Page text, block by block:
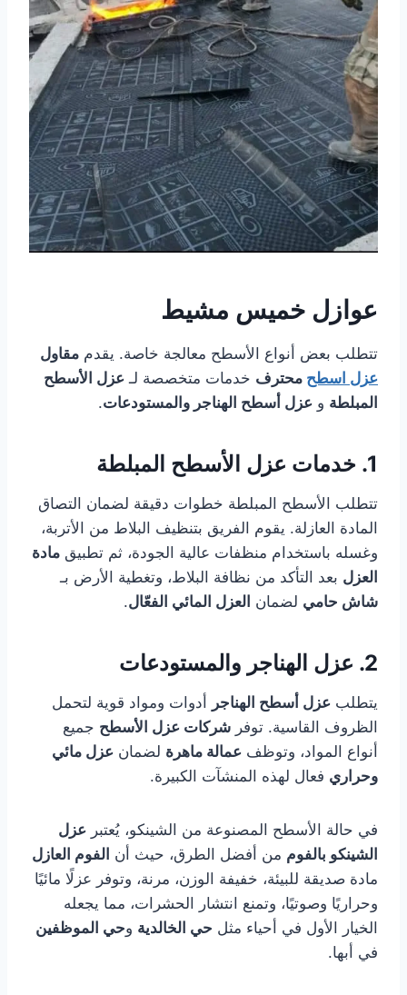
عوازل خميس مشيط
تتطلب بعض أنواع الأسطح معالجة خاصة. يقدم مقاول
عزل اسطح محترف خدمات متخصصة لـ عزل الأسطح
المبلطة و عزل أسطح الهناجر والمستودعات.
1. خدمات عزل الأسطح المبلطة
تتطلب الأسطح المبلطة خطوات دقيقة لضمان التصاق
المادة العازلة. يقوم الفريق بتنظيف البلاط من الأتربة،
وغسله باستخدام منظفات عالية الجودة، ثم تطبيق مادة
العزل بعد التأكد من نظافة البلاط، وتغطية الأرض بـ
شاش حامي لضمان العزل المائي الفعّال.
2. عزل الهناجر والمستودعات
يتطلب عزل أسطح الهناجر
أدوات ومواد قوية لتحمل
الظروف القاسية. توفر شركات عزل الأسطح جميع
أنواع المواد، وتوظف عمالة ماهرة لضمان عزل مائي
وحراري فعال لهذه المنشآت الكبيرة.
في حالة الأسطح المصنوعة من الشينكو، يُعتبر عزل
الشينكو بالفوم من أفضل الطرق، حيث أن الفوم العازل
مادة صديقة للبيئة، خفيفة الوزن، مرنة، وتوفر عزلًا مائيًا
وحراريًا وصوتيًا، وتمنع انتشار الحشرات، مما يجعله
الخيار الأول في أحياء مثل حي الخالدية وحي الموظفين
في أبها.